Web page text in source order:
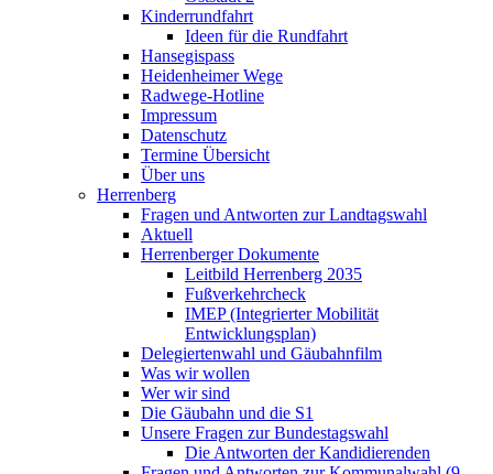
Kinderrundfahrt
Ideen für die Rundfahrt
Hansegispass
Heidenheimer Wege
Radwege-Hotline
Impressum
Datenschutz
Termine Übersicht
Über uns
Herrenberg
Fragen und Antworten zur Landtagswahl
Aktuell
Herrenberger Dokumente
Leitbild Herrenberg 2035
Fußverkehrcheck
IMEP (Integrierter Mobilität
Entwicklungsplan)
Delegiertenwahl und Gäubahnfilm
Was wir wollen
Wer wir sind
Die Gäubahn und die S1
Unsere Fragen zur Bundestagswahl
Die Antworten der Kandidierenden